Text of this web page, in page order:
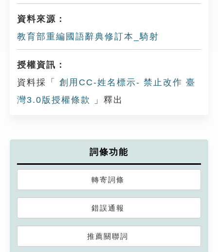
資料來源：
教育部重編國語辭典修訂本_騎射
授權資訊：
資料採「
創用CC-姓名標示- 禁止改作 臺
灣3.0版授權條款
」釋出
詞條功能
轉寄詞條
錯誤通報
推薦關聯詞